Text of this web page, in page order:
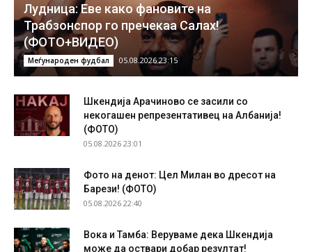
Лудница: Еве како фановите на
Трабзонспор го пречекаа Салах!
(ФОТО+ВИДЕО)
Меѓународен фудбал 05.08.2026 23:15
Шкендија Арачиново се засили со
некогашен репрезентативец на Албанија!
(ФОТО)
05.08.2026 23:01
Фото на денот: Цел Милан во дресот на
Барези! (ФОТО)
05.08.2026 22:40
Вока и Тамба: Веруваме дека Шкендија
може да оствари добар резултат!